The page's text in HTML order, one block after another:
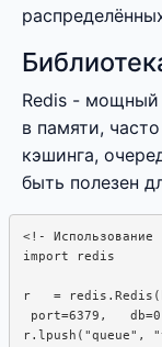
Redis - мощный
в памяти,
кэшинга,
быть полезен
<!-
import redis
r   =
port=6379,